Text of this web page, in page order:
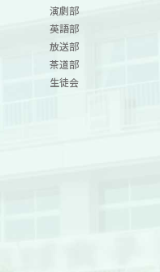
演劇部
英語部
放送部
茶道部
生徒会